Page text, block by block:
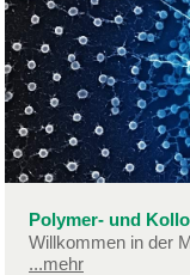
Polymer- und
Willkommen in der
...mehr